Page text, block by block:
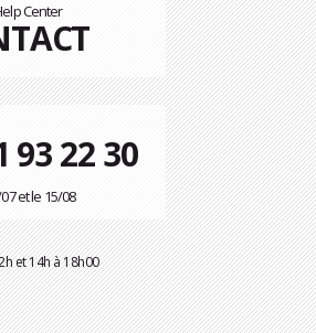
Center
93 22 30
et le 15/08
et 14h à 18h00